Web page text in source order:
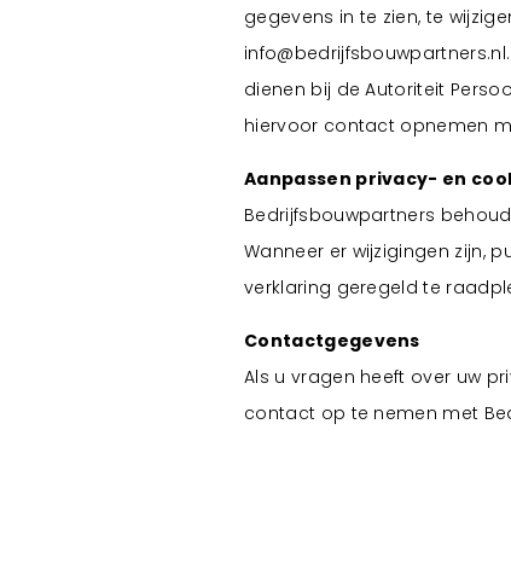
gegevens in te zien, te
dienen bij de Autoriteit
hiervoor contact opnemen
Aanpassen privacy- en
Bedrijfsbouwpartners
Wanneer er wijzigingen zijn,
verklaring geregeld te
Contactgegevens
Als u vragen heeft over uw
contact op te nemen met